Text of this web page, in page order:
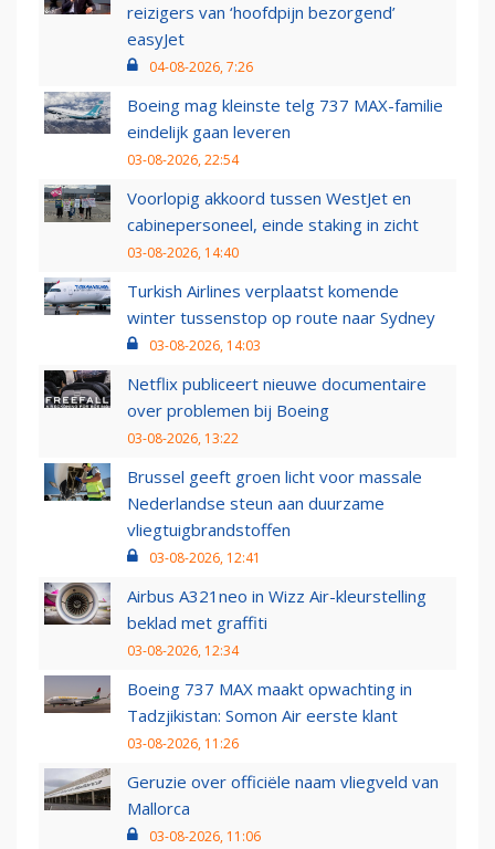
reizigers van ‘hoofdpijn bezorgend’
easyJet
04-08-2026, 7:26
Boeing mag kleinste telg 737 MAX-familie
eindelijk gaan leveren
03-08-2026, 22:54
Voorlopig akkoord tussen WestJet en
cabinepersoneel, einde staking in zicht
03-08-2026, 14:40
Turkish Airlines verplaatst komende
winter tussenstop op route naar Sydney
03-08-2026, 14:03
Netflix publiceert nieuwe documentaire
over problemen bij Boeing
03-08-2026, 13:22
Brussel geeft groen licht voor massale
Nederlandse steun aan duurzame
vliegtuigbrandstoffen
03-08-2026, 12:41
Airbus A321neo in Wizz Air-kleurstelling
beklad met graffiti
03-08-2026, 12:34
Boeing 737 MAX maakt opwachting in
Tadzjikistan: Somon Air eerste klant
03-08-2026, 11:26
Geruzie over officiële naam vliegveld van
Mallorca
03-08-2026, 11:06